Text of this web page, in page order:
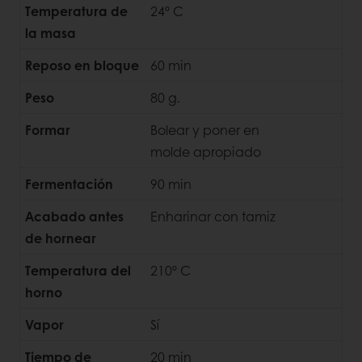
Temperatura de
la masa
24º C
Reposo en bloque
60 min
Peso
80 g.
Formar
Bolear y poner en
molde apropiado
Fermentación
90 min
Acabado antes
de hornear
Enharinar con tamiz
Temperatura del
horno
210º C
Vapor
Sí
Tiempo de
20 min